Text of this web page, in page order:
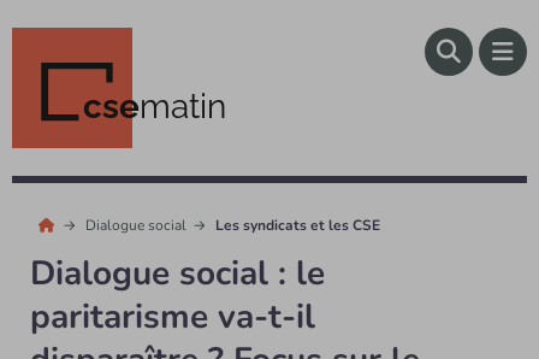
csematin
Dialogue social Les syndicats et les CSE
Dialogue social : le
paritarisme va-t-il